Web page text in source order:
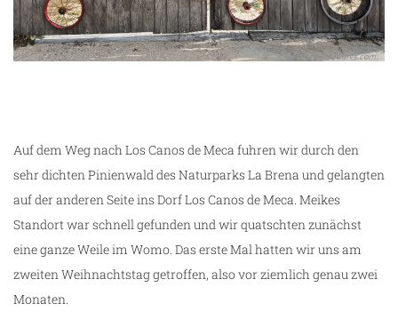
Auf dem Weg nach Los Canos de Meca fuhren wir durch den
sehr dichten Pinienwald des Naturparks La Brena und gelangten
auf der anderen Seite ins Dorf Los Canos de Meca. Meikes
Standort war schnell gefunden und wir quatschten zunächst
eine ganze Weile im Womo. Das erste Mal hatten wir uns am
zweiten Weihnachtstag getroffen, also vor ziemlich genau zwei
Monaten.